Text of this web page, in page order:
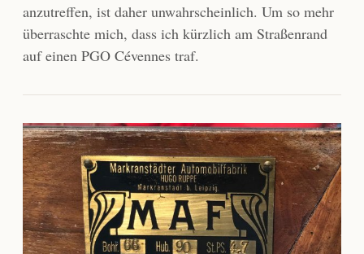
anzutreffen, ist daher unwahrscheinlich. Um so mehr
überraschte mich, dass ich kürzlich am Straßenrand
auf einen PGO Cévennes traf.